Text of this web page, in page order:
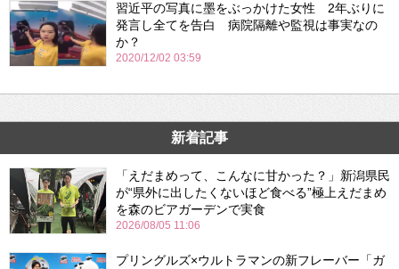
習近平の写真に墨をぶっかけた女性 2年ぶりに
発言し全てを告白 病院隔離や監視は事実なの
か？
2020/12/02 03:59
新着記事
「えだまめって、こんなに甘かった？」新潟県民
が“県外に出したくないほど食べる”極上えだまめ
を森のビアガーデンで実食
2026/08/05 11:06
プリングルズ×ウルトラマンの新フレーバー「ガ